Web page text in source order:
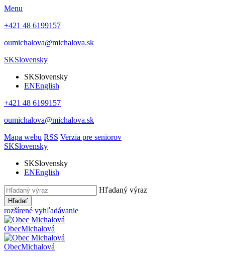
Menu
+421 48 6199157
oumichalova@michalova.sk
SKSlovensky
SKSlovensky
ENEnglish
+421 48 6199157
oumichalova@michalova.sk
Mapa webu RSS Verzia pre seniorov
SKSlovensky
SKSlovensky
ENEnglish
Hľadaný výraz
Hľadať
rozšírené vyhľadávanie
ObecMichalová
ObecMichalová